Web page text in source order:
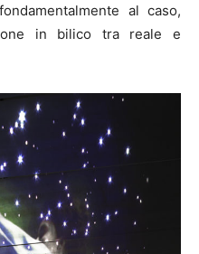
al caso,
in bilico tra reale e